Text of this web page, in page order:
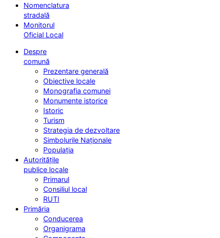
Nomenclatura
stradală
Monitorul
Oficial Local
Despre
comună
Prezentare generală
Obiective locale
Monografia comunei
Monumente istorice
Istoric
Turism
Strategia de dezvoltare
Simbolurile Naționale
Populația
Autoritățile
publice locale
Primarul
Consiliul local
RUTI
Primăria
Conducerea
Organigrama